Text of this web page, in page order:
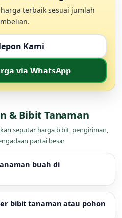
terbaik sesuai jumlah
Kami
via WhatsApp
& Bibit Tanaman
seputar harga bibit, pengiriman,
partai besar
buah di
bibit tanaman atau pohon